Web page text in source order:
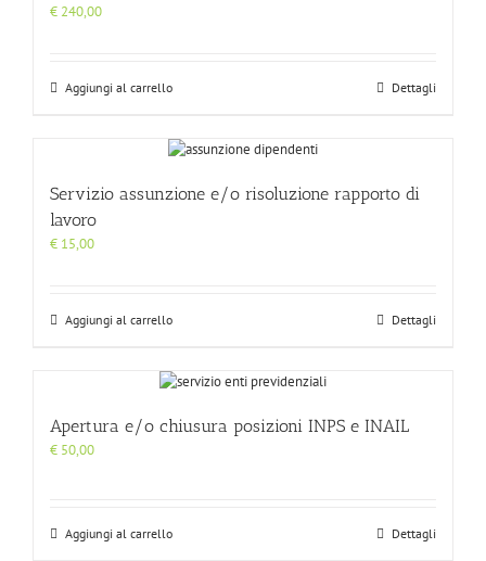
€ 240,00
Aggiungi al carrello Dettagli
Servizio assunzione e/o risoluzione rapporto di
lavoro
€ 15,00
Aggiungi al carrello Dettagli
Apertura e/o chiusura posizioni INPS e INAIL
€ 50,00
Aggiungi al carrello Dettagli